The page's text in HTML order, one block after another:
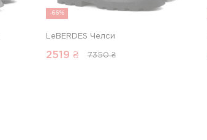
-66%
LeBERDES Челси
2519 ₴ 7350 ₴